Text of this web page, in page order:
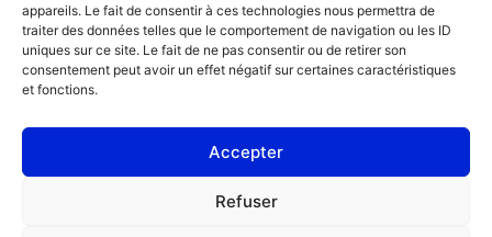
appareils. Le fait de consentir à ces technologies nous permettra de
traiter des données telles que le comportement de navigation ou les ID
uniques sur ce site. Le fait de ne pas consentir ou de retirer son
consentement peut avoir un effet négatif sur certaines caractéristiques
et fonctions.
Accepter
Refuser